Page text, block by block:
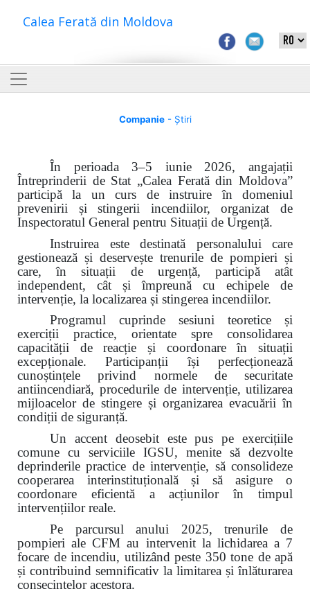
Calea Ferată din Moldova
Companie- Știri
În perioada 3–5 iunie 2026, angajații
Întreprinderii de Stat „Calea Ferată din Moldova”
participă la un curs de instruire în domeniul
prevenirii și stingerii incendiilor, organizat de
Inspectoratul General pentru Situații de Urgență.
Instruirea este destinată personalului care
gestionează și deservește trenurile de pompieri și
care, în situații de urgență, participă atât
independent, cât și împreună cu echipele de
intervenție, la localizarea și stingerea incendiilor.
Programul cuprinde sesiuni teoretice și
exerciții practice, orientate spre consolidarea
capacității de reacție și coordonare în situații
excepționale. Participanții își perfecționează
cunoștințele privind normele de securitate
antiincendiară, procedurile de intervenție, utilizarea
mijloacelor de stingere și organizarea evacuării în
condiții de siguranță.
Un accent deosebit este pus pe exercițiile
comune cu serviciile IGSU, menite să dezvolte
deprinderile practice de intervenție, să consolideze
cooperarea interinstituțională și să asigure o
coordonare eficientă a acțiunilor în timpul
intervențiilor reale.
Pe parcursul anului 2025, trenurile de
pompieri ale CFM au intervenit la lichidarea a 7
focare de incendiu, utilizând peste 350 tone de apă
și contribuind semnificativ la limitarea și înlăturarea
consecințelor acestora.